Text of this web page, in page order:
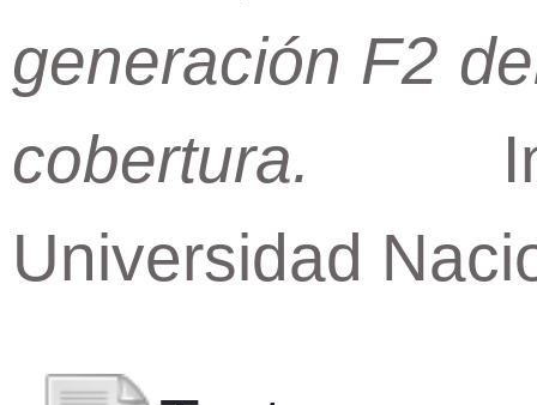
generación F2
cobertura.
Universidad